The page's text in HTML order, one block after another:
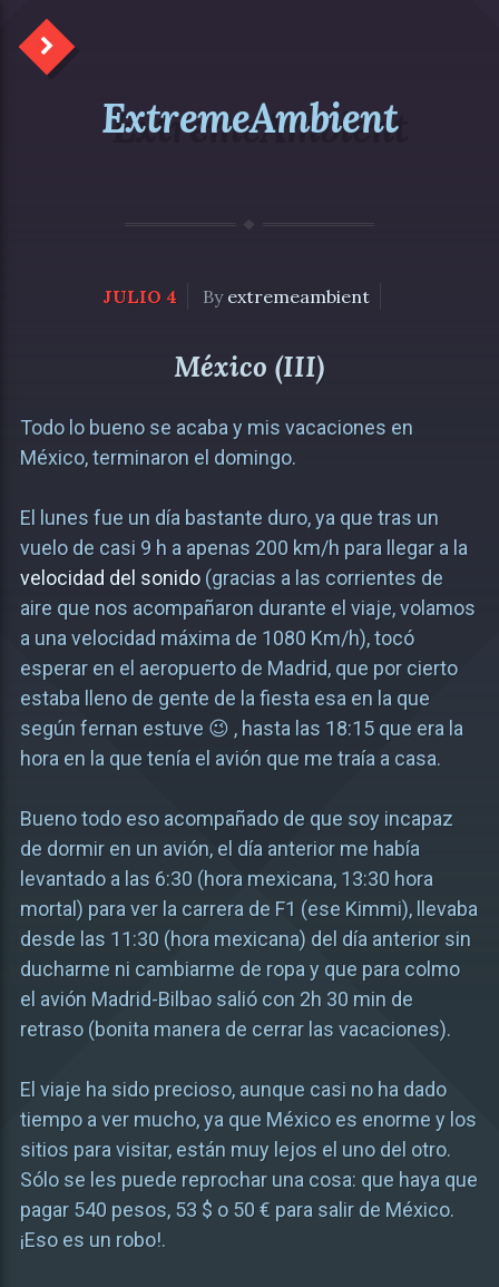
ExtremeAmbient
JULIO 4 By extremeambient
México (III)
Todo lo bueno se acaba y mis vacaciones en
México, terminaron el domingo.
El lunes fue un día bastante duro, ya que tras un
vuelo de casi 9 h a apenas 200 km/h para llegar a la
velocidad del sonido(gracias a las corrientes de
aire que nos acompañaron durante el viaje, volamos
a una velocidad máxima de 1080 Km/h), tocó
esperar en el aeropuerto de Madrid, que por cierto
estaba lleno de gente de la fiesta esa en la que
según fernan estuve 😉 , hasta las 18:15 que era la
hora en la que tenía el avión que me traía a casa.
Bueno todo eso acompañado de que soy incapaz
de dormir en un avión, el día anterior me había
levantado a las 6:30 (hora mexicana, 13:30 hora
mortal) para ver la carrera de F1 (ese Kimmi), llevaba
desde las 11:30 (hora mexicana) del día anterior sin
ducharme ni cambiarme de ropa y que para colmo
el avión Madrid-Bilbao salió con 2h 30 min de
retraso (bonita manera de cerrar las vacaciones).
El viaje ha sido precioso, aunque casi no ha dado
tiempo a ver mucho, ya que México es enorme y los
sitios para visitar, están muy lejos el uno del otro.
Sólo se les puede reprochar una cosa: que haya que
pagar 540 pesos, 53 $ o 50 € para salir de México.
¡Eso es un robo!.